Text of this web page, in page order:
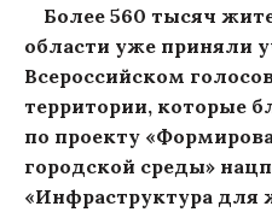
Более 560 тысяч
области уже приняли
Всероссийском
территории, которые
по проекту
городской среды»
«Инфраструктура для